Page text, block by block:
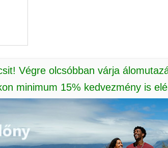
Végre olcsóbban várja
minimum 15% kedvezmény is